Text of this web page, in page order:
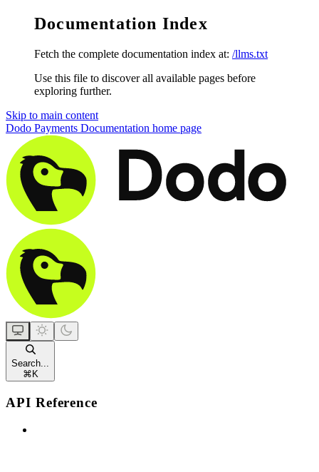
Documentation Index
Fetch the complete documentation index at: /llms.txt
Use this file to discover all available pages before
exploring further.
Skip to main content
Dodo Payments Documentation home page
Search...
⌘ K
API Reference